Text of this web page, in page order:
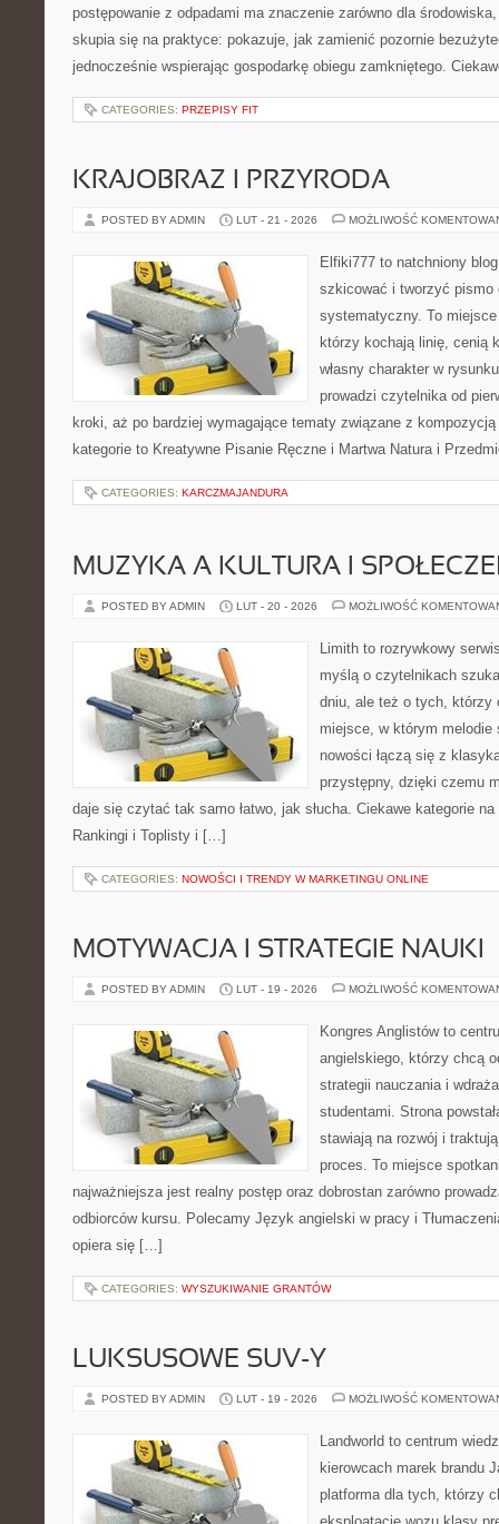
postępowanie z odpadami ma znaczenie zarówno dla
skupia się na praktyce: pokazuje, jak zamienić pozornie
jednocześnie wspierając gospodarkę obiegu zamkniętego.
CATEGORIES: PRZEPISY FIT
KRAJOBRAZ I PRZYRODA
POSTED BY ADMIN LUT - 21 - 2026 MOŻLIWOŚĆ
Elfiki777 to natchniony
szkicować i tworzyć pismo
systematyczny. To
którzy kochają linię, cenią
własny charakter w
prowadzi czytelnika od
kroki, aż po bardziej wymagające tematy związane z
kategorie to Kreatywne Pisanie Ręczne i Martwa Natura i
CATEGORIES: KARCZMAJANDURA
MUZYKA A KULTURA I
POSTED BY ADMIN LUT - 20 - 2026 MOŻLIWOŚĆ
Limith to rozrywkowy
myślą o czytelnikach
dniu, ale też o tych, którzy
miejsce, w którym
nowości łączą się z
przystępny, dzięki czemu
daje się czytać tak samo łatwo, jak słucha. Ciekawe kategorie
Rankingi i Toplisty i […]
CATEGORIES: NOWOŚCI I TRENDY W MARKETINGU ONLINE
MOTYWACJA I STRATEGIE NAUKI
POSTED BY ADMIN LUT - 19 - 2026 MOŻLIWOŚĆ
Kongres Anglistów to
angielskiego, którzy chcą
strategii nauczania i
studentami. Strona
stawiają na rozwój i
proces. To miejsce
najważniejsza jest realny postęp oraz dobrostan zarówno
odbiorców kursu. Polecamy Język angielski w pracy i
opiera się […]
CATEGORIES: WYSZUKIWANIE GRANTÓW
LUKSUSOWE SUV-Y
POSTED BY ADMIN LUT - 19 - 2026 MOŻLIWOŚĆ
Landworld to centrum
kierowcach marek brandu
platforma dla tych, którzy